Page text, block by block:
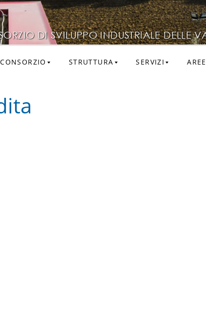
DI SVILUPPO INDUSTRIALE DELLE
STRUTTURA SERVIZI